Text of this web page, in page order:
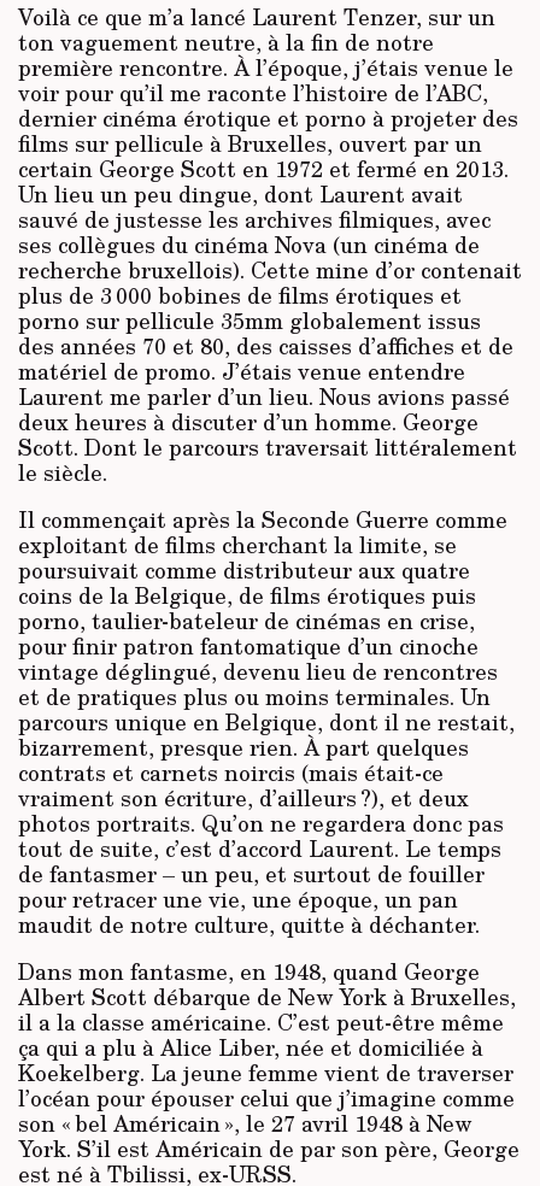
Voilà ce que m’a lancé Laurent Tenzer, sur un
ton vaguement neutre, à la fin de notre
première rencontre. À l’époque, j’étais venue le
voir pour qu’il me raconte l’histoire de l’ABC,
dernier cinéma érotique et porno à projeter des
films sur pellicule à Bruxelles, ouvert par un
certain George Scott en 1972 et fermé en 2013.
Un lieu un peu dingue, dont Laurent avait
sauvé de justesse les archives filmiques, avec
ses collègues du cinéma Nova (un cinéma de
recherche bruxellois). Cette mine d’or contenait
plus de 3 000 bobines de films érotiques et
porno sur pellicule 35mm globalement issus
des années 70 et 80, des caisses d’affiches et de
matériel de promo. J’étais venue entendre
Laurent me parler d’un lieu. Nous avions passé
deux heures à discuter d’un homme. George
Scott. Dont le parcours traversait littéralement
le siècle.
Il commençait après la Seconde Guerre comme
exploitant de films cherchant la limite, se
poursuivait comme distributeur aux quatre
coins de la Belgique, de films érotiques puis
porno, taulier-bateleur de cinémas en crise,
pour finir patron fantomatique d’un cinoche
vintage déglingué, devenu lieu de rencontres
et de pratiques plus ou moins terminales. Un
parcours unique en Belgique, dont il ne restait,
bizarrement, presque rien. À part quelques
contrats et carnets noircis (mais était-ce
vraiment son écriture, d’ailleurs ?), et deux
photos portraits. Qu’on ne regardera donc pas
tout de suite, c’est d’accord Laurent. Le temps
de fantasmer – un peu, et surtout de fouiller
pour retracer une vie, une époque, un pan
maudit de notre culture, quitte à déchanter.
Dans mon fantasme, en 1948, quand George
Albert Scott débarque de New York à Bruxelles,
il a la classe américaine. C’est peut-être même
ça qui a plu à Alice Liber, née et domiciliée à
Koekelberg. La jeune femme vient de traverser
l’océan pour épouser celui que j’imagine comme
son « bel Américain », le 27 avril 1948 à New
York. S’il est Américain de par son père, George
est né à Tbilissi, ex-URSS.